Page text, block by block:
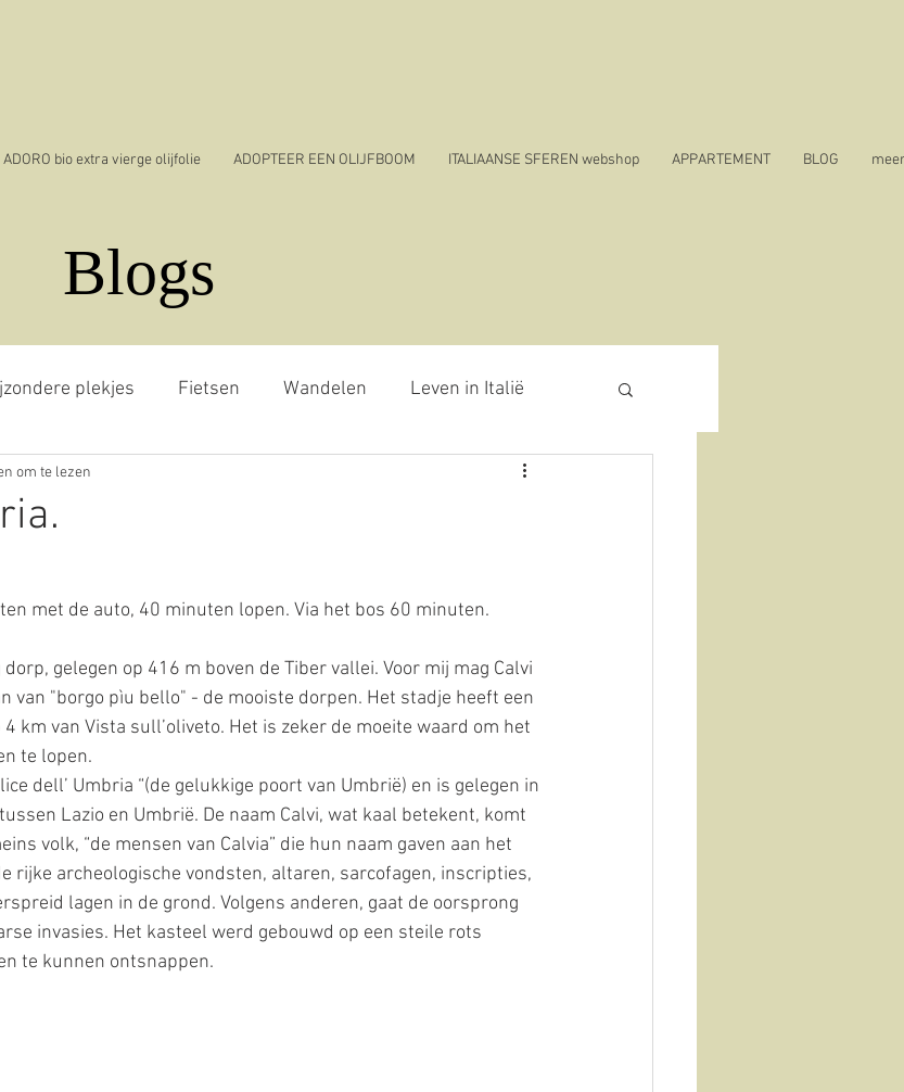
ADORO bio extra vierge olijfolie ADOPTEER EEN OLIJFBOOM ITALIAANSE SFEREN webshop APPARTEMENT BLOG
Blogs
plekjes Fietsen Wandelen Leven in Italië
reizen
om te lezen
met de auto, 40 minuten lopen. Via het bos 60 minuten.
gelegen op 416 m boven de Tiber vallei. Voor mij mag Calvi
van "borgo pìu bello" - de mooiste dorpen. Het stadje heeft een
km van Vista sull’oliveto. Het is zeker de moeite waard om het
te lopen.
dell’ Umbria “(de gelukkige poort van Umbrië) en is gelegen in
Lazio en Umbrië. De naam Calvi, wat kaal betekent, komt
volk, “de mensen van Calvia” die hun naam gaven aan het
rijke archeologische vondsten, altaren, sarcofagen, inscripties,
lagen in de grond. Volgens anderen, gaat de oorsprong
invasies. Het kasteel werd gebouwd op een steile rots
te kunnen ontsnappen.